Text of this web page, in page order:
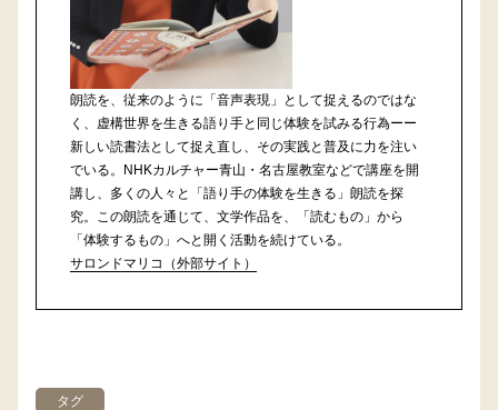
朗読を、従来のように「音声表現」として捉えるのではな
く、虚構世界を生きる語り手と同じ体験を試みる行為ーー
新しい読書法として捉え直し、その実践と普及に力を注い
でいる。NHKカルチャー青山・名古屋教室などで講座を開
講し、多くの人々と「語り手の体験を生きる」朗読を探
究。この朗読を通じて、文学作品を、「読むもの」から
「体験するもの」へと開く活動を続けている。
サロンドマリコ（外部サイト）
タグ